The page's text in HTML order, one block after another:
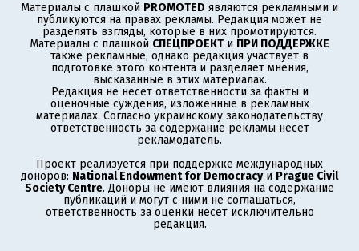
Материалы с плашкой PROMOTED являются рекламными и
публикуются на правах рекламы. Редакция может не
разделять взгляды, которые в них промотируются.
Материалы с плашкой СПЕЦПРОЕКТ и ПРИ ПОДДЕРЖКЕ
также рекламные, однако редакция участвует в
подготовке этого контента и разделяет мнения,
высказанные в этих материалах.
Редакция не несет ответственности за факты и
оценочные суждения, изложенные в рекламных
материалах. Согласно украинскому законодательству
ответственность за содержание рекламы несет
рекламодатель.
Проект реализуется при поддержке международных
доноров: National Endowment for Democracyи Prague Civil
Society Centre. Доноры не имеют влияния на содержание
публикаций и могут с ними не соглашаться,
ответственность за оценки несет исключительно
редакция.